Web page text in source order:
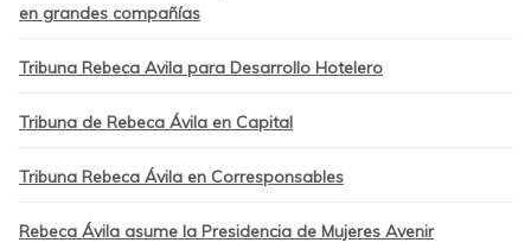
en grandes compañías
Tribuna Rebeca Avila para Desarrollo Hotelero
Tribuna de Rebeca Ávila en Capital
Tribuna Rebeca Ávila en Corresponsables
Rebeca Ávila asume la Presidencia de Mujeres Avenir